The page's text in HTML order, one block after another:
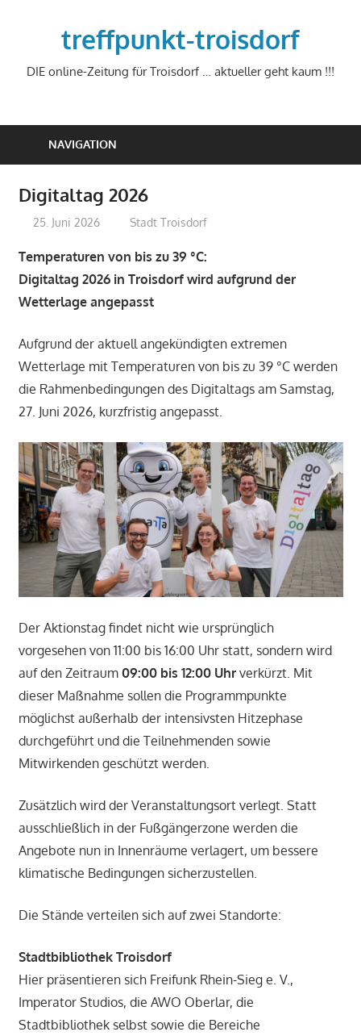
treffpunkt-troisdorf
DIE online-Zeitung für Troisdorf … aktueller geht kaum !!!
NAVIGATION
Digitaltag 2026
25. Juni 2026 treffpunkt
Stadt Troisdorf
Temperaturen von bis zu 39 °C:
Digitaltag 2026 in Troisdorf wird aufgrund der
Wetterlage angepasst
Aufgrund der aktuell angekündigten extremen
Wetterlage mit Temperaturen von bis zu 39 °C werden
die Rahmenbedingungen des Digitaltags am Samstag,
27. Juni 2026, kurzfristig angepasst.
Der Aktionstag findet nicht wie ursprünglich
vorgesehen von 11:00 bis 16:00 Uhr statt, sondern wird
auf den Zeitraum 09:00 bis 12:00 Uhrverkürzt. Mit
dieser Maßnahme sollen die Programmpunkte
möglichst außerhalb der intensivsten Hitzephase
durchgeführt und die Teilnehmenden sowie
Mitwirkenden geschützt werden.
Zusätzlich wird der Veranstaltungsort verlegt. Statt
ausschließlich in der Fußgängerzone werden die
Angebote nun in Innenräume verlagert, um bessere
klimatische Bedingungen sicherzustellen.
Die Stände verteilen sich auf zwei Standorte:
Stadtbibliothek Troisdorf
Hier präsentieren sich Freifunk Rhein-Sieg e. V.,
Imperator Studios, die AWO Oberlar, die
Stadtbibliothek selbst sowie die Bereiche